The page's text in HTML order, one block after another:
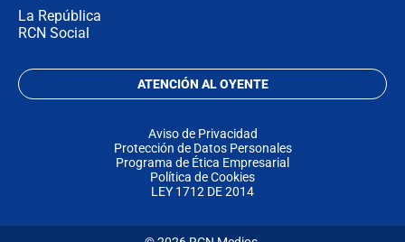
La República
RCN Social
ATENCIÓN AL OYENTE
Aviso de Privacidad
Protección de Datos Personales
Programa de Ética Empresarial
Política de Cookies
LEY 1712 DE 2014